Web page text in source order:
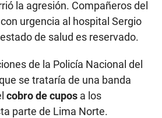
la agresión. Compañeros del
urgencia al hospital Sergio
de salud es reservado.
de la Policía Nacional del
se trataría de una banda
cobro de cupos a los
parte de Lima Norte.